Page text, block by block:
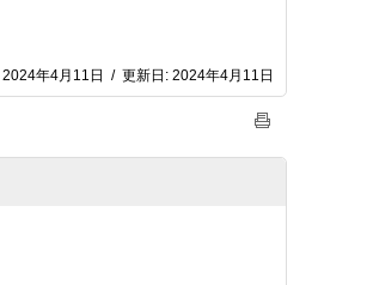
2024年4月11日 / 更新日: 2024年4月11日